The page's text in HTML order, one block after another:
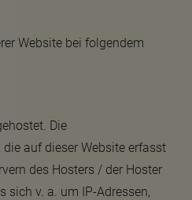
Website bei folgendem
Die
auf dieser Website erfasst
des Hosters / der Hoster
sich v. a. um IP-Adressen,